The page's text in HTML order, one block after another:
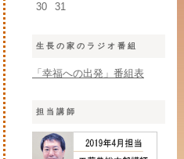
30
31
生長の家のラジオ番組
「幸福への出発」番組表
担当講師